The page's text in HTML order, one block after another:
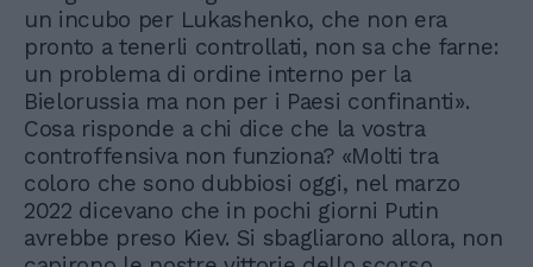
un incubo per Lukashenko, che non era
pronto a tenerli controllati, non sa che farne:
un problema di ordine interno per la
Bielorussia ma non per i Paesi confinanti».
Cosa risponde a chi dice che la vostra
controffensiva non funziona? «Molti tra
coloro che sono dubbiosi oggi, nel marzo
2022 dicevano che in pochi giorni Putin
avrebbe preso Kiev. Si sbagliarono allora, non